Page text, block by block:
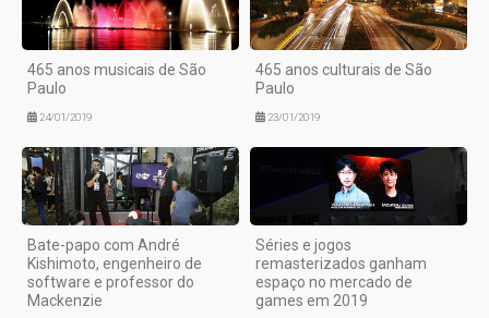
465 anos musicais de São
Paulo
24/01/2019
465 anos culturais de São
Paulo
23/01/2019
Bate-papo com André
Kishimoto, engenheiro de
software e professor do
Mackenzie
Séries e jogos
remasterizados ganham
espaço no mercado de
games em 2019